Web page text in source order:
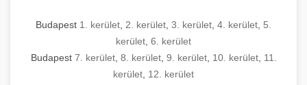
Budapest 1. kerület 2. kerület 3. kerület 4. kerület 5.
kerület 6. kerület
Budapest 7. kerület, 8. kerület, 9. kerület, 10. kerület, 11.
kerület 12. kerület